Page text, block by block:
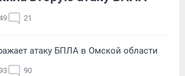
21
атаку БПЛА в Омской области
90